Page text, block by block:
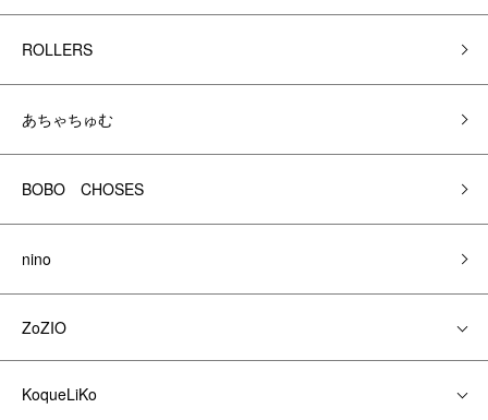
ROLLERS
あちゃちゅむ
BOBO CHOSES
nino
ZoZIO
KoqueLiKo